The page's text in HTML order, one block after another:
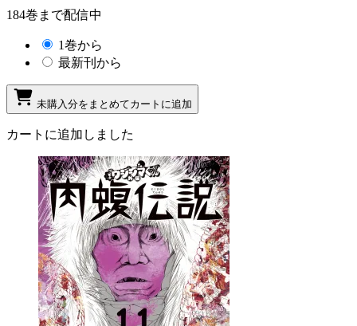
184巻まで配信中
1巻から
最新刊から
未購入分をまとめてカートに追加
カートに追加しました